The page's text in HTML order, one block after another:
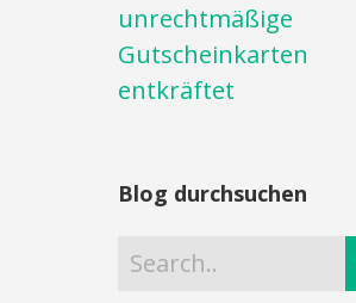
unrechtmäßige
Gutscheinkarten
entkräftet
Blog durchsuchen